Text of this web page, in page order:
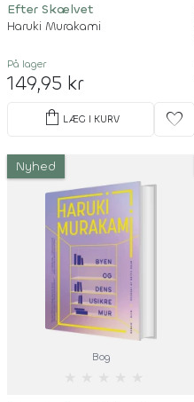
Efter Skælvet
Haruki Murakami
På lager
149,95 kr
shopping_bag LÆG I KURV favorite
Nyhed
Bog